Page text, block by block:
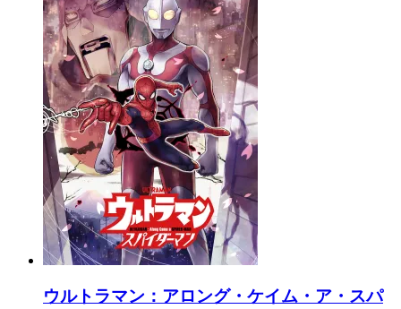
ウルトラマン：アロング・ケイム・ア・スパ